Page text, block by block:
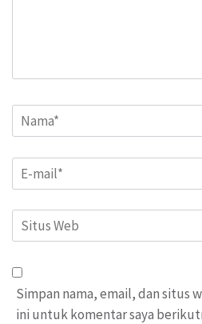
Name*
Email*
Situs
Web
Simpan nama, email, dan situs
ini untuk komentar saya